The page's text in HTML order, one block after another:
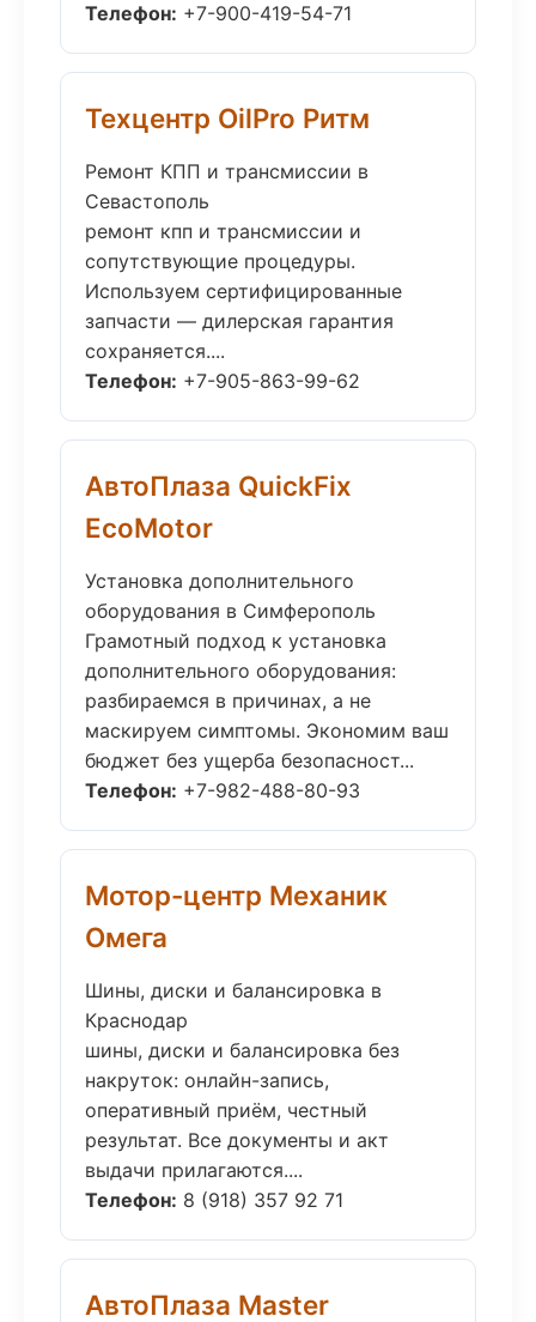
Телефон: +7-900-419-54-71
Техцентр OilPro Ритм
Ремонт КПП и трансмиссии в
Севастополь
ремонт кпп и трансмиссии и
сопутствующие процедуры.
Используем сертифицированные
запчасти — дилерская гарантия
сохраняется....
Телефон: +7-905-863-99-62
АвтоПлаза QuickFix
EcoMotor
Установка дополнительного
оборудования в Симферополь
Грамотный подход к установка
дополнительного оборудования:
разбираемся в причинах, а не
маскируем симптомы. Экономим ваш
бюджет без ущерба безопасност...
Телефон: +7-982-488-80-93
Мотор-центр Механик
Омега
Шины, диски и балансировка в
Краснодар
шины, диски и балансировка без
накруток: онлайн-запись,
оперативный приём, честный
результат. Все документы и акт
выдачи прилагаются....
Телефон: 8 (918) 357 92 71
АвтоПлаза Master